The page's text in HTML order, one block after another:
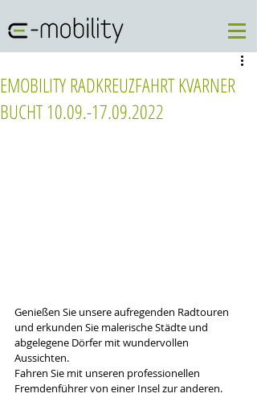
EMOBILITY RADKREUZFAHRT KVARNER
BUCHT 10.09.-17.09.2022
Genießen Sie unsere aufregenden Radtouren
und erkunden Sie malerische Städte und
abgelegene Dörfer mit wundervollen
Aussichten.
Fahren Sie mit unseren professionellen
Fremdenführer von einer Insel zur anderen.